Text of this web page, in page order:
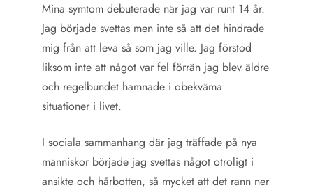
Mina symtom debuterade när jag var runt 14 år.
Jag började svettas men inte så att det hindrade
mig från att leva så som jag ville. Jag förstod
liksom inte att något var fel förrän jag blev äldre
och regelbundet hamnade i obekväma
situationer i livet.
I sociala sammanhang där jag träffade på nya
människor började jag svettas något otroligt i
ansikte och hårbotten, så mycket att det rann ner